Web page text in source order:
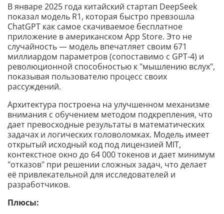
В январе 2025 года китайский стартап DeepSeek
показал модель R1, которая быстро превзошла
ChatGPT как самое скачиваемое бесплатное
приложение в американском App Store. Это не
случайность — модель впечатляет своим 671
миллиардом параметров (сопоставимо с GPT-4) и
революционной способностью к "мышлению вслух",
показывая пользователю процесс своих
рассуждений.
Архитектура построена на улучшенном механизме
внимания с обучением методом подкрепления, что
дает превосходные результаты в математических
задачах и логических головоломках. Модель имеет
открытый исходный код под лицензией MIT,
контекстное окно до 64 000 токенов и дает минимум
"отказов" при решении сложных задач, что делает
её привлекательной для исследователей и
разработчиков.
Плюсы: